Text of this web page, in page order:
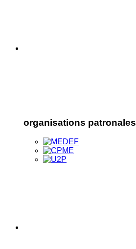
organisations patronales